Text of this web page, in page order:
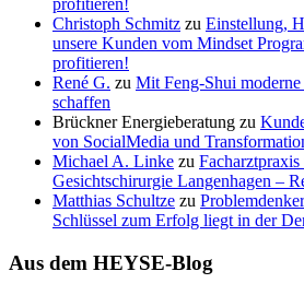
Christoph Schmitz zu Einstellung,
unsere Kunden vom Mindset
profitieren!
René G. zu Mit Feng-Shui
schaffen
Brückner Energieberatung zu
von SocialMedia und
Michael A. Linke zu
Gesichtschirurgie Langenhagen –
Matthias Schultze zu
Schlüssel zum Erfolg liegt in der
Aus dem HEYSE-Blog